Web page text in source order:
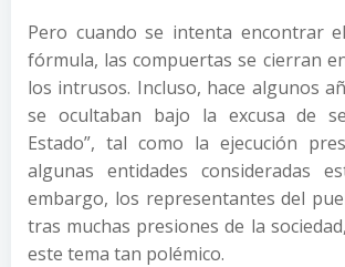
Pero cuando se intenta encontrar
fórmula, las compuertas se cierran
los intrusos. Incluso, hace algunos
se ocultaban bajo la excusa de
Estado”, tal como la ejecución
algunas entidades consideradas
embargo, los representantes del
tras muchas presiones de la
este tema tan polémico.